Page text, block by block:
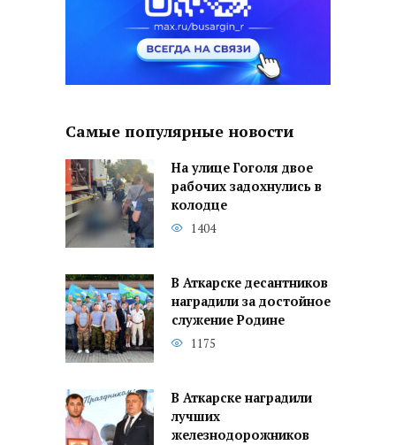
Самые популярные новости
На улице Гоголя двое
рабочих задохнулись в
колодце
1404
В Аткарске десантников
наградили за достойное
служение Родине
1175
В Аткарске наградили
лучших
железнодорожников